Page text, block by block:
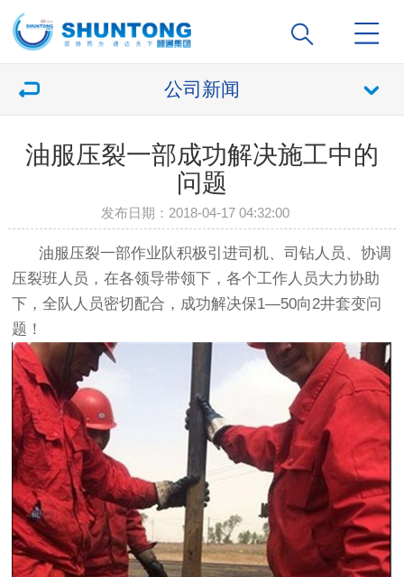
公司新闻
油服压裂一部成功解决施工中的
问题
发布日期：2018-04-17 04:32:00
油服压裂一部作业队积极引进司机、司钻人员、协调
压裂班人员，在各领导带领下，各个工作人员大力协助
下，全队人员密切配合，成功解决保1—50向2井套变问
题！